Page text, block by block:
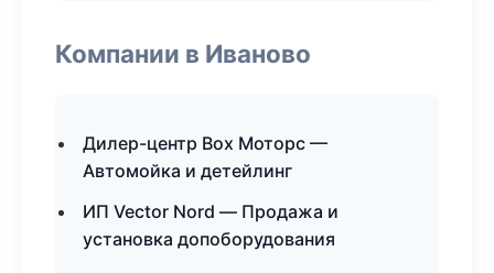
Компании в Иваново
Дилер-центр Box Моторс —
Автомойка и детейлинг
ИП Vector Nord — Продажа и
установка допоборудования